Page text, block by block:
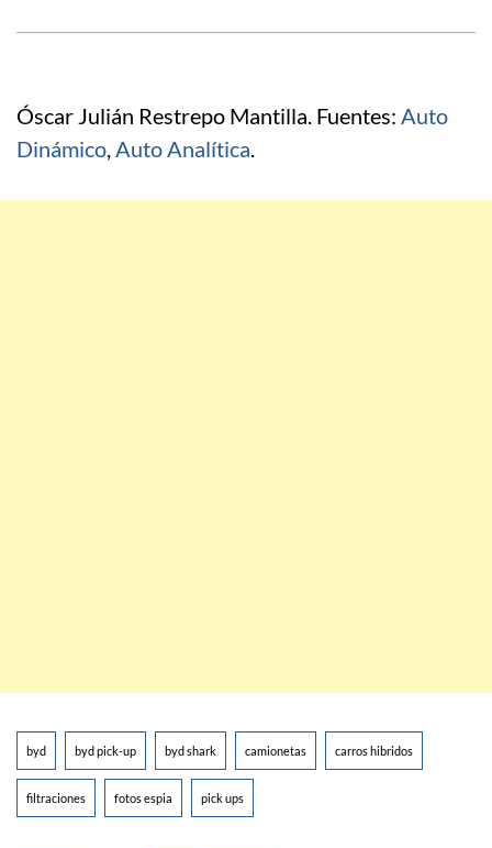
Óscar Julián Restrepo Mantilla. Fuentes: Auto
Dinámico,Auto Analítica.
byd byd pick-up byd shark camionetas carros hibridos
filtraciones fotos espia pick ups